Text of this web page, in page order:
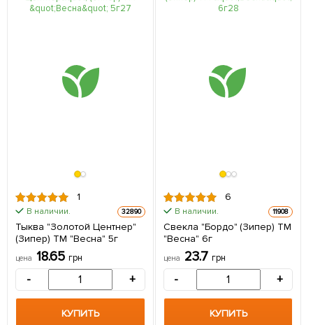
1
В наличии. 32890
Тыква "Золотой Центнер"
(Зипер) ТМ "Весна" 5г
цена 18.65 грн
- +
КУПИТЬ
6
В наличии. 11908
Свекла "Бордо" (Зипер) ТМ
"Весна" 6г
цена 23.7 грн
- +
КУПИТЬ